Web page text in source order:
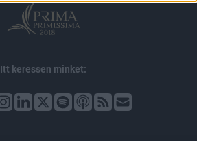
Itt keressen minket: